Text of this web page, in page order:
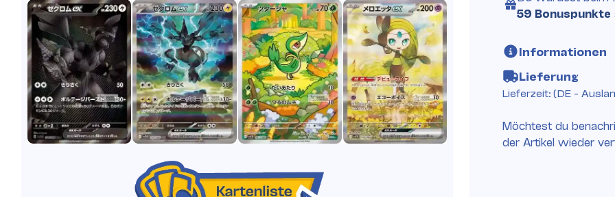
Möchtest du
der Artikel wieder
Informationen
Lieferung
Lieferzeit: (DE -
59 Bonuspunkte